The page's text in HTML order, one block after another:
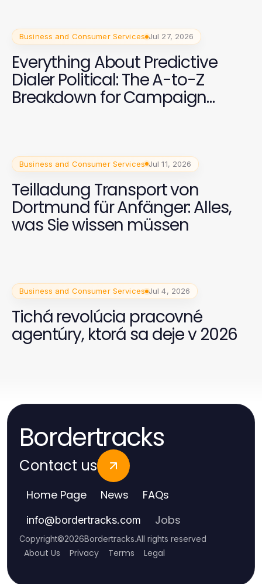
Business and Consumer Services Jul 27, 2026
Everything About Predictive
Dialer Political: The A-to-Z
Breakdown for Campaign
Business and Consumer Services Jul 11, 2026
Teilladung Transport von
Dortmund für Anfänger: Alles,
was Sie wissen müssen
Business and Consumer Services Jul 4, 2026
Tichá revolúcia pracovné
agentúry, ktorá sa deje v 2026
Bordertracks
Contact us
Home Page News FAQs
info@bordertracks.com Jobs
Copyright©2026Bordertracks.All rights reserved
About Us Privacy Terms Legal